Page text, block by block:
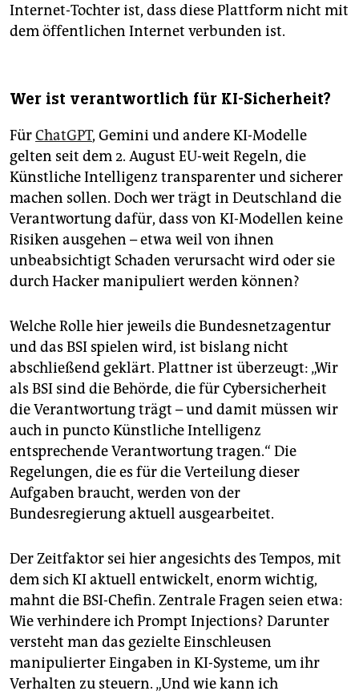
Internet-Tochter ist, dass diese Plattform nicht mit
dem öffentlichen Internet verbunden ist.
Wer ist verantwortlich für KI-Sicherheit?
FürChatGPT, Gemini und andere KI-Modelle
gelten seit dem 2. August EU-weit Regeln, die
Künstliche Intelligenz transparenter und sicherer
machen sollen. Doch wer trägt in Deutschland die
Verantwortung dafür, dass von KI-Modellen keine
Risiken ausgehen – etwa weil von ihnen
unbeabsichtigt Schaden verursacht wird oder sie
durch Hacker manipuliert werden können?
Welche Rolle hier jeweils die Bundesnetzagentur
und das BSI spielen wird, ist bislang nicht
abschließend geklärt. Plattner ist überzeugt: „Wir
als BSI sind die Behörde, die für Cybersicherheit
die Verantwortung trägt – und damit müssen wir
auch in puncto Künstliche Intelligenz
entsprechende Verantwortung tragen.“ Die
Regelungen, die es für die Verteilung dieser
Aufgaben braucht, werden von der
Bundesregierung aktuell ausgearbeitet.
Der Zeitfaktor sei hier angesichts des Tempos, mit
dem sich KI aktuell entwickelt, enorm wichtig,
mahnt die BSI-Chefin. Zentrale Fragen seien etwa:
Wie verhindere ich Prompt Injections? Darunter
versteht man das gezielte Einschleusen
manipulierter Eingaben in KI-Systeme, um ihr
Verhalten zu steuern. „Und wie kann ich